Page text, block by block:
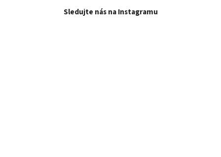
Sledujte nás na Instagramu